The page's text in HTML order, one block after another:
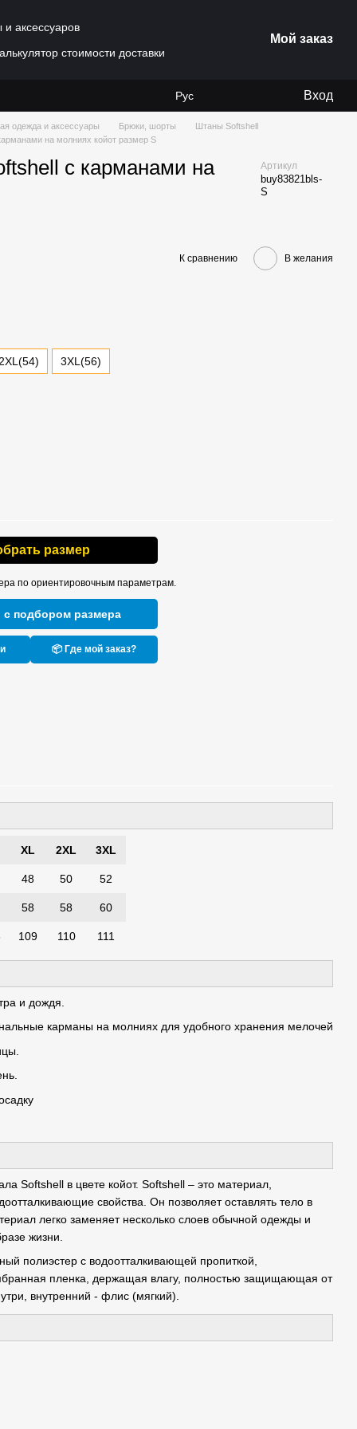
аксессуаров
стоимости доставки
Мой заказ
Рус Вход
одежда и аксессуары Брюки, шорты
Штаны Softshell
на молниях койот размер S
с карманами на
Артикул
buy83821bls-
S
К сравнению В желания
2XL(54) 3XL(56)
размер
по ориентировочным параметрам.
подбором размера
📦 Где мой заказ?
XL 2XL 3XL
48 50 52
58 58 60
109 110 111
и дождя.
карманы на молниях для удобного хранения мелочей
Softshell в цвете койот. Softshell – это материал,
свойства. Он позволяет оставлять тело в
легко заменяет несколько слоев обычной одежды и
жизни.
полиэстер с водоотталкивающей пропиткой,
пленка, держащая влагу, полностью защищающая от
внутренний - флис (мягкий).